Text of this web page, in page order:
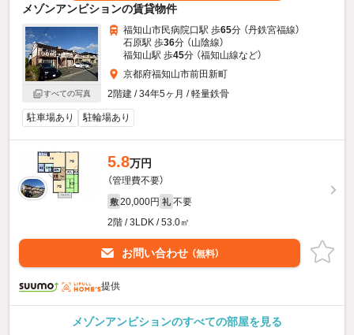
メゾンアンビションの賃貸物件
すべての写真
福知山市民病院口駅 歩65分 （丹鉄宮福線）
石原駅 歩36分 （山陰線）
福知山駅 歩45分 （福知山線など）
京都府福知山市前田新町
2階建 / 34年5ヶ月 / 軽量鉄骨
駐車場あり 駐輪場あり
5.8万円
（管理費不要）
敷 20,000円 礼 不要
2階 / 3LDK / 53.0㎡
お問い合わせ （無料）
提供
メゾンアンビションのすべての部屋を見る